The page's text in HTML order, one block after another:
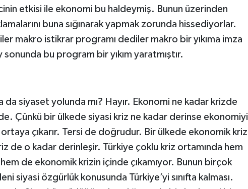
etkisi ile ekonomi bu haldeymiş. Bunun üzerinden
buna sığınarak yapmak zorunda hissediyorlar.
makro istikrar programı dediler makro bir yıkıma imza
bu program bir yıkım yaratmıştır.
siyaset yolunda mı? Hayır. Ekonomi ne kadar krizde
Çünkü bir ülkede siyasi kriz ne kadar derinse ekonomiyi
çıkarır. Tersi de doğrudur. Bir ülkede ekonomik kriz
de o kadar derinleşir. Türkiye çoklu kriz ortamında hem
de ekonomik krizin içinde çıkamıyor. Bunun birçok
siyasi özgürlük konusunda Türkiye’yi sınıfta kalması.